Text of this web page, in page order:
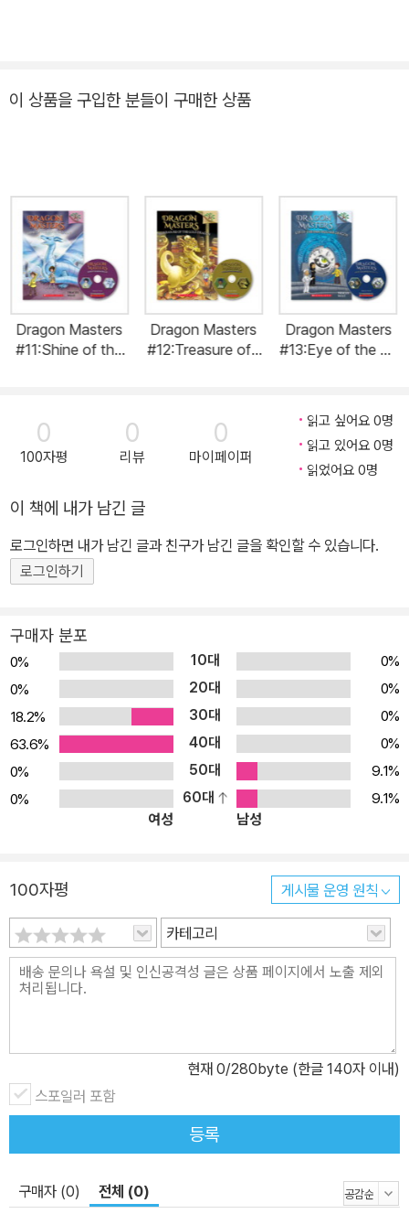
이 상품을 구입한 분들이 구매한 상품
Dragon Masters
#11:Shine of the
ack + CD + Story
Plus QR)
Dragon Masters
#12:Treasure of t
perback + CD +
StoryPlus QR)
Dragon Masters
#13:Eye of the Ea
plus QR) New (Pa
perback + CD +
StoryPlus QR)
0
100자평
0
리뷰
0
마이페이퍼
읽고 싶어요 0명
읽고 있어요 0명
읽었어요 0명
이 책에 내가 남긴 글
로그인하면 내가 남긴 글과 친구가 남긴 글을 확인할 수 있습니다.
로그인하기
구매자 분포
0% 10대
0%
0%
20대
0%
18.2%
30대
0%
63.6%
40대
0%
0%
50대
9.1%
0%
60대
9.1%
여성
남성
100자평 게시물 운영 원칙
카테고리
현재 0/280byte (한글 140자 이내)
스포일러 포함
등록
구매자 (0) 전체 (0)